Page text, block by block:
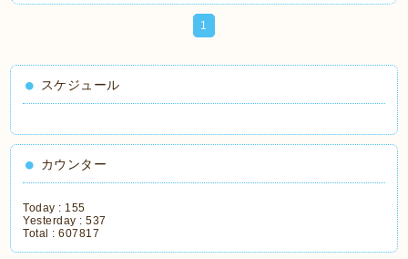
1
スケジュール
カウンター
Today : 155
Yesterday :537
Total :607817